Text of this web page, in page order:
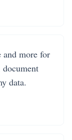
more for
document
data.